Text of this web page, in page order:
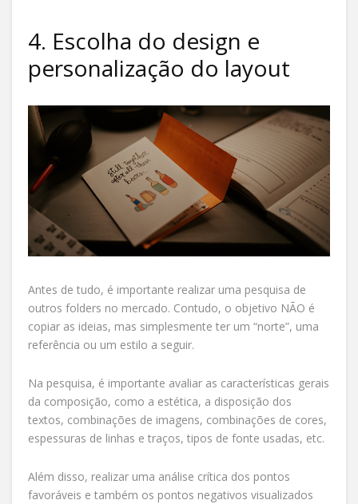
4. Escolha do design e
personalização do layout
Antes de tudo, é importante realizar uma pesquisa de
outros folders no mercado. Contudo, o objetivo NÃO é
copiar as ideias, mas simplesmente ter um “norte”, uma
referência ou um estilo a seguir.
Na pesquisa, é importante avaliar as características gerais
da composição, como a estética, a disposição dos
textos, combinações de imagens, combinações de cores,
espessuras de linhas e traços, tipos de fonte usadas, etc.
Além disso, realizar uma análise crítica dos pontos
favoráveis e também os pontos negativos visualizados